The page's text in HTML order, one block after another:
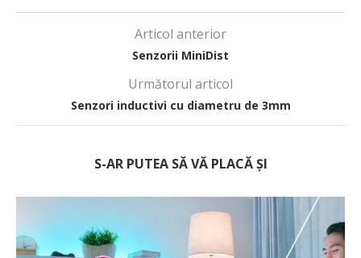
Articol anterior
Senzorii MiniDist
Următorul articol
Senzori inductivi cu diametru de 3mm
S-AR PUTEA SĂ VĂ PLACĂ ȘI